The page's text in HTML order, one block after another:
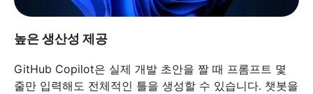
높은 생산성 제공
GitHub Copilot은 실제 개발 초안을 짤 때 프롬프트 몇
줄만 입력해도 전체적인 틀을 생성할 수 있습니다. 챗봇을